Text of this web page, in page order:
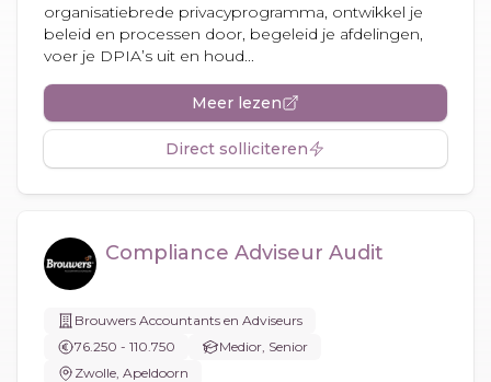
organisatiebrede privacyprogramma, ontwikkel je
beleid en processen door, begeleid je afdelingen,
voer je DPIA’s uit en houd...
Meer lezen
Direct solliciteren
Compliance Adviseur Audit
Brouwers Accountants en Adviseurs
76.250 - 110.750
Medior, Senior
Zwolle, Apeldoorn